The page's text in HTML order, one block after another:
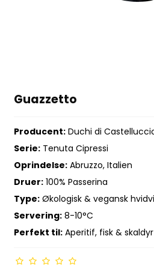
Guazzetto
Producent: Duchi di
Serie: Tenuta Cipressi
Oprindelse: Abruzzo, Italien
Druer: 100% Passerina
Type: Økologisk & vegansk
Servering: 8-10°C
Perfekt til: Aperitif, fisk & skaldyr